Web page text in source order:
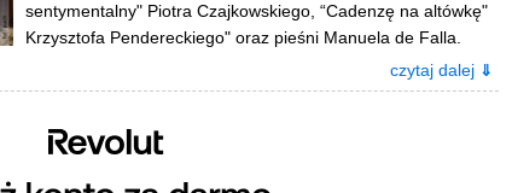
sentymentalny" Piotra Czajkowskiego, “Cadenzę na altówkę"
Krzysztofa Pendereckiego" oraz pieśni Manuela de Falla.
czytaj dalej ⇓